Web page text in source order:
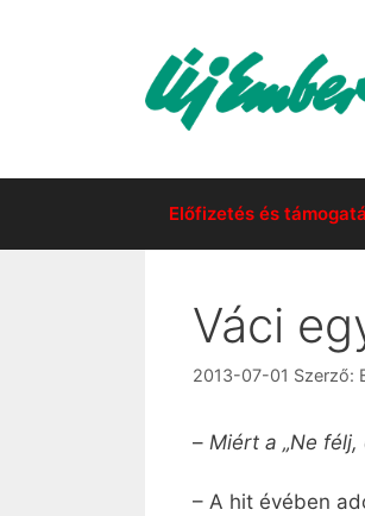
Előfizetés és
Váci
2013-07-01 Szerző:
– Miért a „Ne
– A hit évében